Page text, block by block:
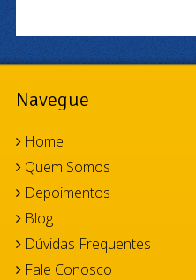
Navegue
Home
Quem Somos
Depoimentos
Blog
Dúvidas Frequentes
Fale Conosco